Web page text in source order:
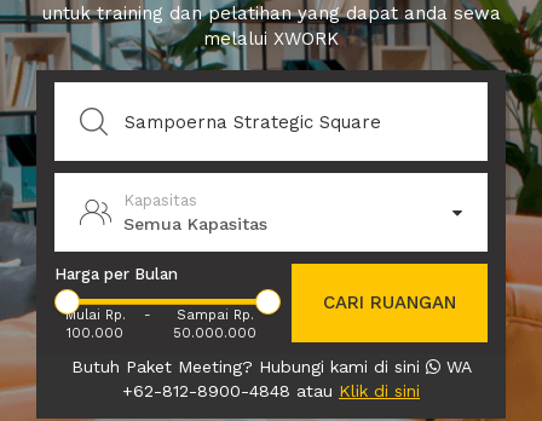
untuk training dan pelatihan yang dapat anda sewa
melalui XWORK
Kapasitas
Semua Kapasitas
Harga per Bulan
Mulai Rp.
100.000
-
Sampai Rp.
50.000.000
CARI RUANGAN
Butuh Paket Meeting? Hubungi kami di sini
WA
+62-812-8900-4848 atau Klik di sini